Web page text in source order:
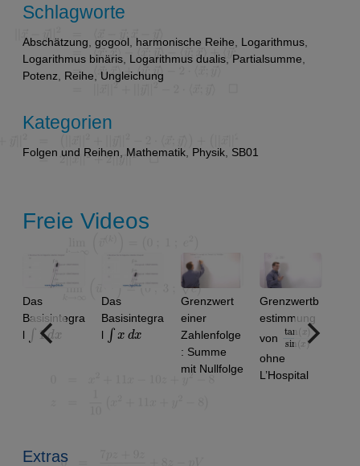
Schlagworte
Abschätzung gogool harmonische Reihe Logarithmus
Logarithmus binäris Logarithmus dualis Partialsumme
Potenz
Reihe Ungleichung
Kategorien
Folgen und Reihen Mathematik Physik SB01
Freie Videos
Das
Basisintegra
l ∫1dx
Das
Basisintegra
l ∫xdx
Grenzwert
einer
Zahlenfolge
: Summe
mit Nullfolge
Grenzwertb
estimmung
von tan (x
)sin (
x)
ohne
L’Hospital
Extras